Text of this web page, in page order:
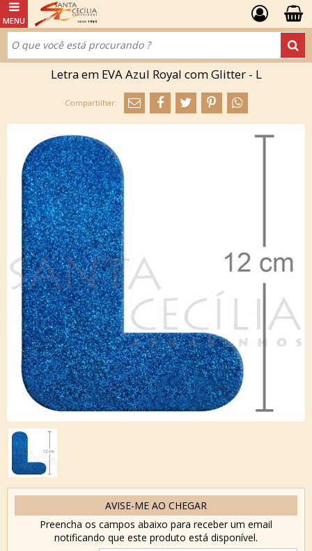
Letra em EVA Azul Royal com Glitter - L
AVISE-ME AO CHEGAR
Preencha os campos abaixo para receber um email
notificando que este produto está disponível.